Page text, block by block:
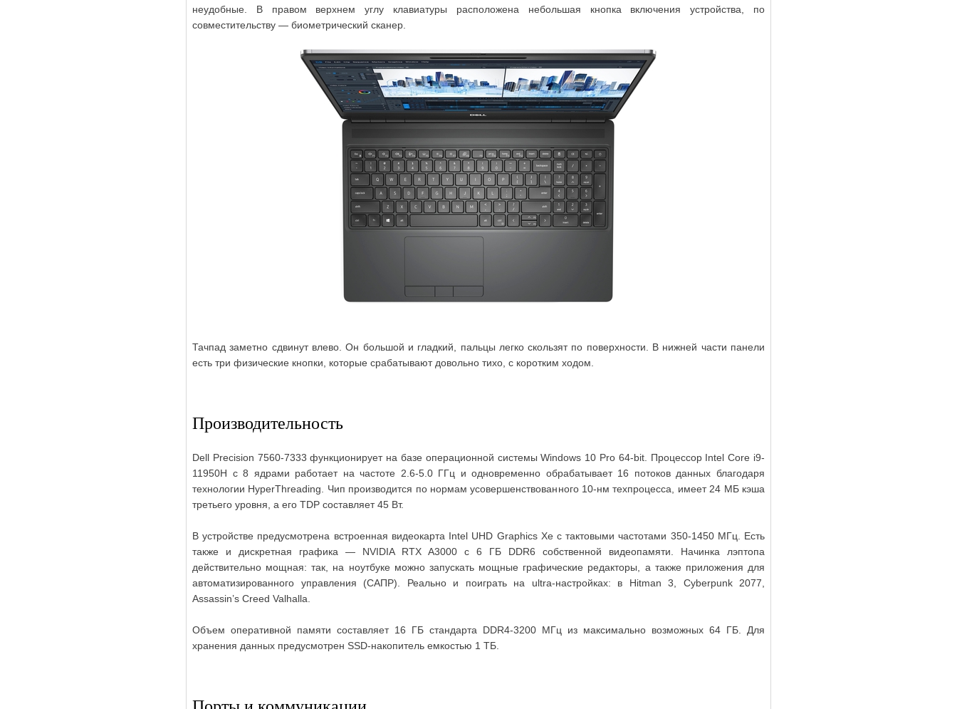
неудобные. В правом верхнем углу клавиатуры расположена небольшая кнопка включения устройства, по
совместительству — биометрический сканер.
Тачпад заметно сдвинут влево. Он большой и гладкий, пальцы легко скользят по поверхности. В нижней части панели
есть три физические кнопки, которые срабатывают довольно тихо, с коротким ходом.
Производительность
Dell Precision 7560-7333 функционирует на базе операционной системы Windows 10 Pro 64-bit. Процессор Intel Core i9-
11950H с 8 ядрами работает на частоте 2.6-5.0 ГГц и одновременно обрабатывает 16 потоков данных благодаря
технологии HyperThreading. Чип производится по нормам усовершенствованного 10-нм техпроцесса, имеет 24 МБ кэша
третьего уровня, а его TDP составляет 45 Вт.
В устройстве предусмотрена встроенная видеокарта Intel UHD Graphics Xe с тактовыми частотами 350-1450 МГц. Есть
также и дискретная графика — NVIDIA RTX A3000 с 6 ГБ DDR6 собственной видеопамяти. Начинка лэптопа
действительно мощная: так, на ноутбуке можно запускать мощные графические редакторы, а также приложения для
автоматизированного управления (САПР). Реально и поиграть на ultra-настройках: в Hitman 3, Cyberpunk 2077,
Assassin’s Creed Valhalla.
Объем оперативной памяти составляет 16 ГБ стандарта DDR4-3200 МГц из максимально возможных 64 ГБ. Для
хранения данных предусмотрен SSD-накопитель емкостью 1 ТБ.